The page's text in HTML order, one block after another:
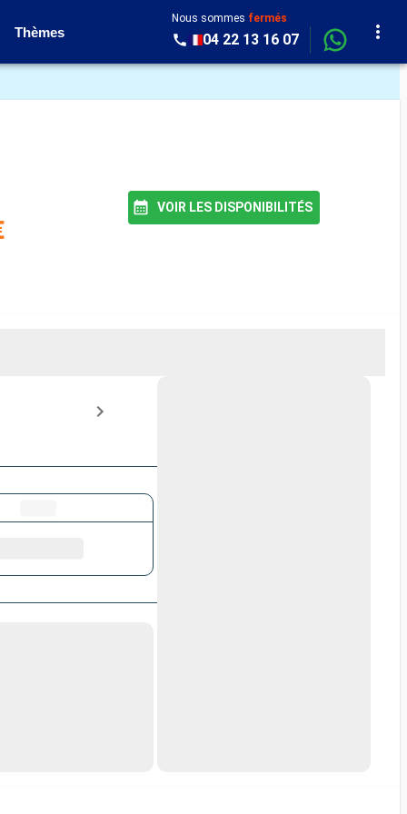
Thèmes
Nous sommes fermés
04 22 13 16 07
VOIR LES DISPONIBILITÉS